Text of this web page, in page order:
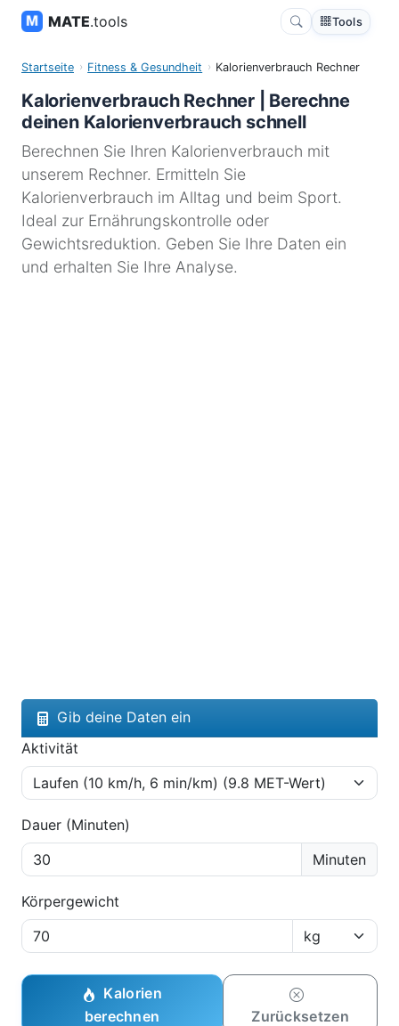
MATE.tools Tools
Startseite Fitness & Gesundheit Kalorienverbrauch Rechner
Kalorienverbrauch Rechner | Berechne
deinen Kalorienverbrauch schnell
Berechnen Sie Ihren Kalorienverbrauch mit
unserem Rechner. Ermitteln Sie
Kalorienverbrauch im Alltag und beim Sport.
Ideal zur Ernährungskontrolle oder
Gewichtsreduktion. Geben Sie Ihre Daten ein
und erhalten Sie Ihre Analyse.
Gib deine Daten ein
Aktivität
Dauer (Minuten)
Minuten
Körpergewicht
Kalorien
berechnen
Zurücksetzen